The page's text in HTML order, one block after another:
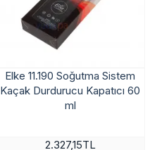
Elke 11.190 Soğutma Sistem
Kaçak Durdurucu Kapatıcı 60
ml
2.327,15TL